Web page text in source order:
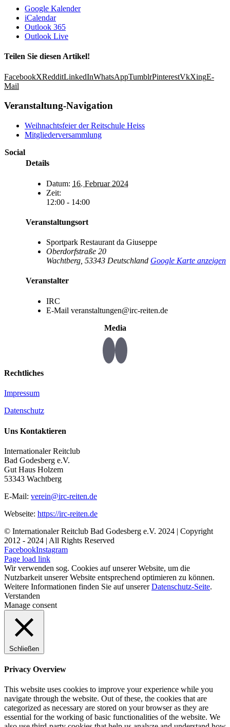
Google Kalender
iCalendar
Outlook 365
Outlook Live
Teilen Sie diesen Artikel!
FacebookXRedditLinkedInWhatsAppTumblrPinterestVkXingE-
Mail
Veranstaltung-Navigation
Weihnachtsfeier der Reitschule Heiss
Mitglieder­versammlung
Details
Datum: 16. Februar 2024
Zeit:
12:00 - 14:00
Veranstaltungsort
Sportpark Restaurant da Giuseppe
Oberdorfstraße 20
Wachtberg 53343 Deutschland Google Karte anzeigen
Veranstalter
IRC
E-Mail veranstaltungen@irc-reiten.de
Social
Media
Rechtliches
Impressum
Datenschutz
Uns Kontaktieren
Internationaler Reitclub
Bad Godesberg e.V.
Gut Haus Holzem
53343 Wachtberg
E-Mail: verein@irc-reiten.de
Webseite: https://irc-reiten.de
© Internationaler Reitclub Bad Godesberg e.V. 2024 | Copyright
2012 - 2024 | All Rights Reserved
FacebookInstagram
Page load link
Wir verwenden sog. Cookies auf unserer Website, um die
Nutzbarkeit unserer Website entsprechend optimieren zu können.
Weitere Informationen finden Sie auf unsererDatenschutz-Seite.
Verstanden
Manage consent
Schließen
Privacy Overview
This website uses cookies to improve your experience while you
navigate through the website. Out of these, the cookies that are
categorized as necessary are stored on your browser as they are
essential for the working of basic functionalities of the website. We